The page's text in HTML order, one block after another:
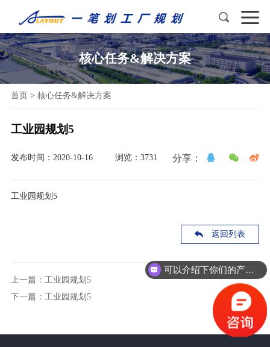
核心任务&解决方案
首页 > 核心任务&解决方案
工业园规划5
发布时间：2020-10-16 浏览：3731 分享：
工业园规划5
返回列表
上一篇：工业园规划5
下一篇：工业园规划5
可以介绍下你们的产品么？